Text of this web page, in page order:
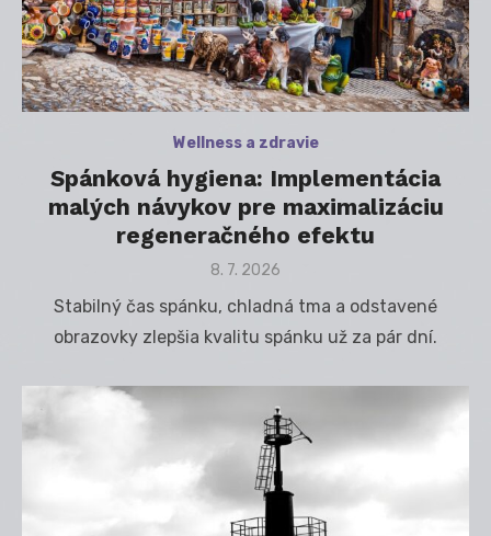
Wellness a zdravie
Spánková hygiena: Implementácia
malých návykov pre maximalizáciu
regeneračného efektu
Posted
8. 7. 2026
Stabilný čas spánku, chladná tma a odstavené
obrazovky zlepšia kvalitu spánku už za pár dní.